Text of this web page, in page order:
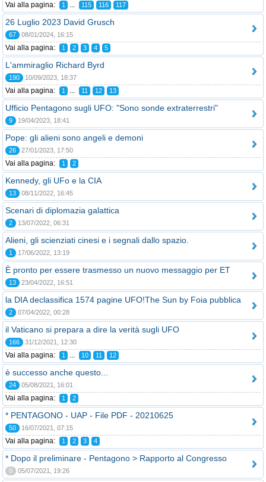
Vai alla pagina: 1 ... 115 116 117
26 Luglio 2023 David Grusch
67 08/01/2024, 16:15
Vai alla pagina: 1 2 3 4 5
L'ammiraglio Richard Byrd
190 10/09/2023, 18:37
Vai alla pagina: 1 ... 11 12 13
Ufficio Pentagono sugli UFO: "Sono sonde extraterrestri"
9 19/04/2023, 18:41
Pope: gli alieni sono angeli e demoni
26 27/01/2023, 17:50
Vai alla pagina: 1 2
Kennedy, gli UFo e la CIA
13 08/11/2022, 16:45
Scenari di diplomazia galattica
2 13/07/2022, 06:31
Alieni, gli scienziati cinesi e i segnali dallo spazio.
1 17/06/2022, 13:19
È pronto per essere trasmesso un nuovo messaggio per ET
13 23/04/2022, 16:51
la DIA declassifica 1574 pagine UFO!The Sun by Foia pubblica
2 07/04/2022, 00:28
il Vaticano si prepara a dire la verità sugli UFO
166 31/12/2021, 12:30
Vai alla pagina: 1 ... 10 11 12
è successo anche questo...
24 05/08/2021, 16:01
Vai alla pagina: 1 2
* PENTAGONO - UAP - File PDF - 20210625
50 16/07/2021, 07:15
Vai alla pagina: 1 2 3 4
* Dopo il preliminare - Pentagono > Rapporto al Congresso
0 05/07/2021, 19:26